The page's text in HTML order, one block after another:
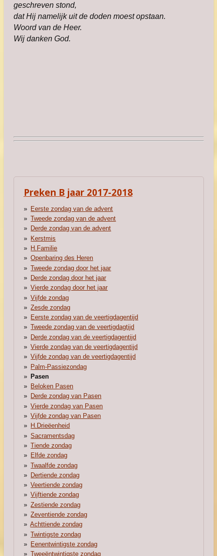
geschreven stond,
dat Hij namelijk uit de doden moest opstaan.
Woord van de Heer.
Wij danken God.
Preken B jaar 2017-2018
Eerste zondag van de advent
Tweede zondag van de advent
Derde zondag van de advent
Kerstmis
H.Familie
Openbaring des Heren
Tweede zondag door het jaar
Derde zondag door het jaar
Vierde zondag door het jaar
Vijfde zondag
Zesde zondag
Eerste zondag van de veertigdagentijd
Tweede zondag van de veertigdagtijd
Derde zondag van de veertigdagentijd
Vierde zondag van de veertigdagentijd
Vijfde zondag van de veertigdagentijd
Palm-Passiezondag
Pasen
Beloken Pasen
Derde zondag van Pasen
Vierde zondag van Pasen
Vijfde zondag van Pasen
H.Drieëenheid
Sacramentsdag
Tiende zondag
Elfde zondag
Twaalfde zondag
Dertiende zondag
Veertiende zondag
Vijftiende zondag
Zestiende zondag
Zeventiende zondag
Achttiende zondag
Twintigste zondag
Eenentwintigste zondag
Tweeëntwintigste zondag